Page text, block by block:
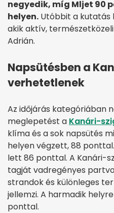
negyedik, míg Mljet 90
helyen. Utóbbit a kutatás
akik aktív,
Adrián.
Napsütésben a
verhetetlenek
Az időjárás kategóriában
meglepetést a Kanári-
klíma és a sok napsütés
helyen végzett, 88
lett 86 ponttal. A Kanári-
tagját vadregényes
strandok és különleges
jellemzi. A harmadik
ponttal.